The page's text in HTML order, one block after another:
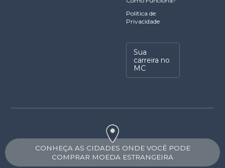
Política de
Privacidade
Sua
carreira no
MC
CONHEÇA AS CIDADES ONDE VOCÊ PODE
COMPRAR MOEDA ESTRANGEIRA